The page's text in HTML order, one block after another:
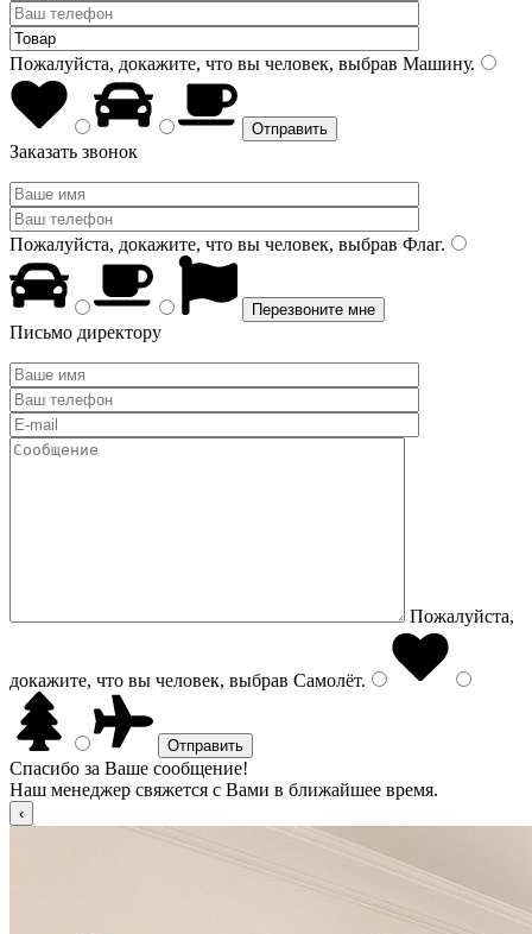
Пожалуйста, докажите, что вы человек, выбрав Машину.
Заказать звонок
Пожалуйста, докажите, что вы человек, выбрав Флаг.
Письмо директору
Пожалуйста,
докажите, что вы человек, выбрав Самолёт.
Спасибо за Ваше сообщение!
Наш менеджер свяжется с Вами в ближайшее время.